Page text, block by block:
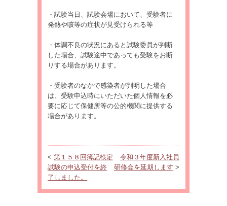
・試験当日、試験会場において、受験者に
発熱や咳等の症状が見受けられる等
・体調不良の状況にあると試験委員が判断
した場合、試験途中であっても受験をお断
りする場合があります。
・受験者のなかで感染者が判明した場合
は、受験申込時にいただいた個人情報を必
要に応じて保健所等の公的機関に提供する
場合があります。
<第１５８回簿記検定
試験の申込受付を終
了しました。
令和３年度新入社員
研修会を延期します >